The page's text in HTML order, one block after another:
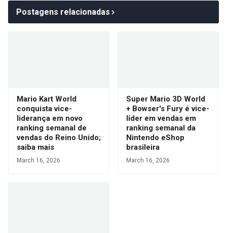
Postagens relacionadas
Mario Kart World
conquista vice-
liderança em novo
ranking semanal de
vendas do Reino Unido;
saiba mais
March 16, 2026
Super Mario 3D World
+ Bowser's Fury é vice-
líder em vendas em
ranking semanal da
Nintendo eShop
brasileira
March 16, 2026